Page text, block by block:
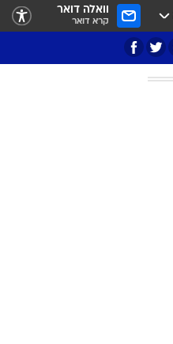
וואלה דואר
קרא דואר